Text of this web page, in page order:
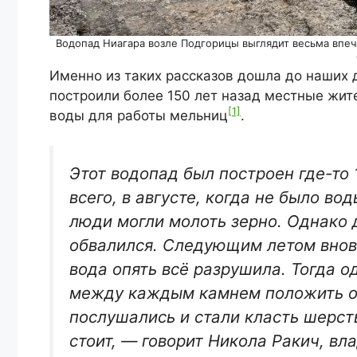
Водопад Ниагара возле Подгорицы выглядит весьма
Именно из таких рассказов дошла до наших
построили более 150 лет назад местные
воды для работы мельниц [1] .
Этот водопад был построен где-
всего, в августе, когда не было
люди могли молоть зерно. Однако
обвалился. Следующим летом
вода опять всё разрушила. Тогда
между каждым камнем положить
послушались и стали класть
стоит, — говорит Никола Ракич,